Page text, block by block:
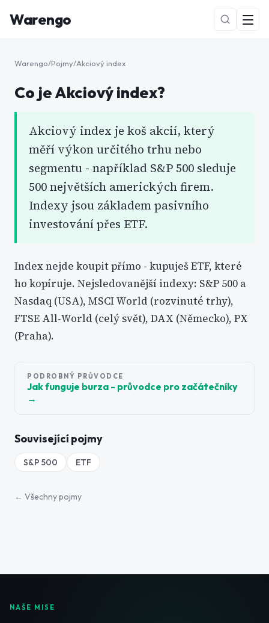
Warengo
NOVÉ
Warengo/Pojmy/Akciový index
Co jeAkciový index?
Akciový index je koš akcií, který
měří výkon určitého trhu nebo
segmentu - například S&P 500 sleduje
500 největších amerických firem.
Indexy jsou základem pasivního
investování přes ETF.
Index nejde koupit přímo - kupuješ ETF, které
ho kopíruje. Nejsledovanější indexy: S&P 500 a
Nasdaq (USA), MSCI World (rozvinuté trhy),
FTSE All-World (celý svět), DAX (Německo), PX
(Praha).
PODROBNÝ PRŮVODCE
Jak funguje burza - průvodce pro začátečníky
→
Související pojmy
S&P 500 ETF
← Všechny pojmy
NAŠE MISE